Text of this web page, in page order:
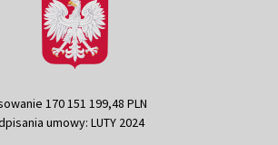
170 151 199,48 PLN
umowy: LUTY 2024